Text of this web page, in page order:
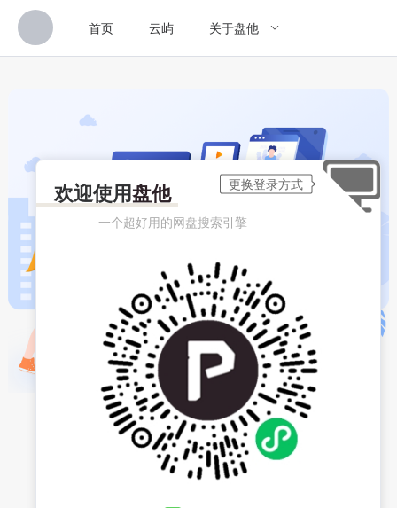
首页 云屿 关于盘他
欢迎使用盘他
一个超好用的网盘搜索引擎